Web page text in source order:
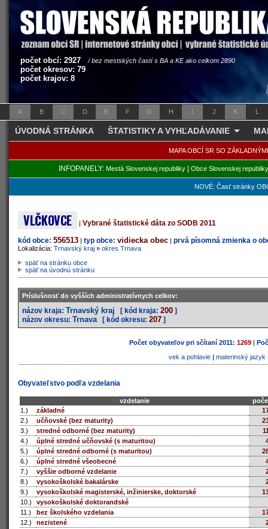
počet obcí: 2927 / bez mestských častí s BA a KE ako celkom 2890
počet okresov: 79
počet krajov: 8
A B C D E F G H I J K L
ÚVODNÁ STRÁNKA ŠTATISTIKY A VYHĽADÁVANIE
MAPA OBCÍ SR SO
INFOPANELY: Mestá Slovenskej republiky| Obce Slovenskej republiky
NOVÉ: Časť stránky
VLČKOVCE |Vybrané štatistické dáta zo SODB 2011
kód obce: 556513 | typ obce: vidiecka obec | prvá písomná zmienka o
Lokalizácia: Trnavský kraj » okres Trnava
späť na stránku obce
späť na úvodnú stránku
Príslušnosť do vyšších administratívnych celkov:
názov kraja: Trnavský kraj [ kód kraja: 200 ]
názov okresu: Trnava [ kód okresu: 207 ]
Počet obyvateľov pri sčítaní 2011: 1269|
vek a pohlavie| materinský jazyk
Obyvateľstvo podľa vzdelania
vzdelanie
1.)
základné
2.)
učňovské (bez maturity)
3.)
stredné odborné (bez maturity)
4.)
úplné stredné učňovské (s maturitou)
5.)
úplné stredné odborné (s maturitou)
6.)
úplné stredné všeobecné
7.)
vyššie odborné vzdelanie
8.)
vysokoškolské bakalárske
9.)
vysokoškolské magisterské, inžinierske, doktorské
10.)
vysokoškolské doktorandské
11.)
bez školského vzdelania
12.)
nezistené